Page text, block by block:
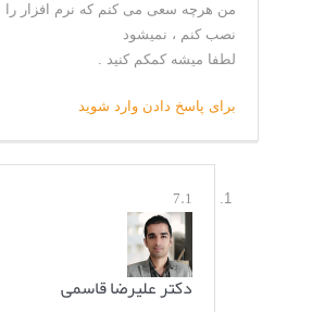
من هرچه سعی می کنم که نرم افزار را
نصب کنم ، نمیشود
لطفا میشه کمکم کنید .
برای پاسخ دادن وارد شوید
7.1
دکتر علیرضا قاسمی